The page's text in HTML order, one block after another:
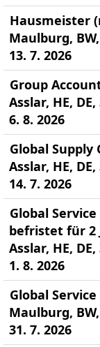
Hausmeister
Maulburg, BW,
13. 7. 2026
Group
Asslar, HE, DE,
6. 8. 2026
Global
Asslar, HE, DE,
14. 7. 2026
Global
befristet für 2
Asslar, HE, DE,
1. 8. 2026
Global
Maulburg, BW,
31. 7. 2026